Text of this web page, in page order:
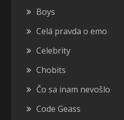
Boys
Celá pravda o emo
Celebrity
Chobits
Čo sa inam nevošlo
Code Geass